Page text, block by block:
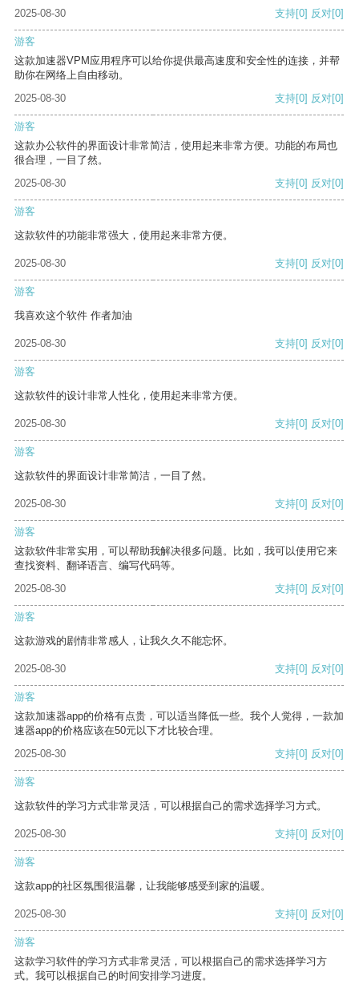
2025-08-30 支持[0] 反对[0]
游客
这款加速器VPM应用程序可以给你提供最高速度和安全性的连接，并帮
助你在网络上自由移动。
2025-08-30
支持[0] 反对[0]
游客
这款办公软件的界面设计非常简洁，使用起来非常方便。功能的布局也
很合理，一目了然。
2025-08-30
支持[0] 反对[0]
游客
这款软件的功能非常强大，使用起来非常方便。
2025-08-30 支持[0] 反对[0]
游客
我喜欢这个软件 作者加油
2025-08-30 支持[0] 反对[0]
游客
这款软件的设计非常人性化，使用起来非常方便。
2025-08-30 支持[0] 反对[0]
游客
这款软件的界面设计非常简洁，一目了然。
2025-08-30 支持[0] 反对[0]
游客
这款软件非常实用，可以帮助我解决很多问题。比如，我可以使用它来
查找资料、翻译语言、编写代码等。
2025-08-30
支持[0] 反对[0]
游客
这款游戏的剧情非常感人，让我久久不能忘怀。
2025-08-30 支持[0] 反对[0]
游客
这款加速器app的价格有点贵，可以适当降低一些。我个人觉得，一款加
速器app的价格应该在50元以下才比较合理。
2025-08-30
支持[0] 反对[0]
游客
这款软件的学习方式非常灵活，可以根据自己的需求选择学习方式。
2025-08-30 支持[0] 反对[0]
游客
这款app的社区氛围很温馨，让我能够感受到家的温暖。
2025-08-30 支持[0] 反对[0]
游客
这款学习软件的学习方式非常灵活，可以根据自己的需求选择学习方
式。我可以根据自己的时间安排学习进度。